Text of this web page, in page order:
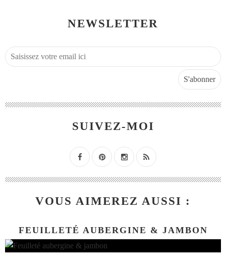
NEWSLETTER
SUIVEZ-MOI
VOUS AIMEREZ AUSSI :
FEUILLETÉ AUBERGINE & JAMBON